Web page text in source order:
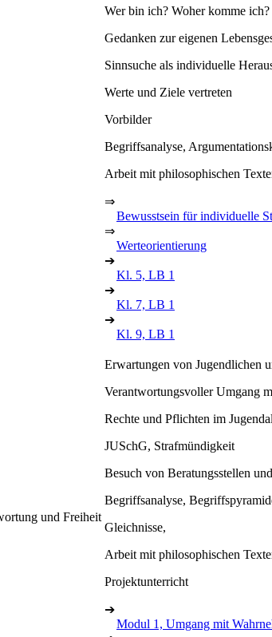
Wer bin ich? Woher komme
Gedanken zur eigenen
Sinnsuche als individuelle
Werte und Ziele vertreten
Vorbilder
Begriffsanalyse,
Arbeit mit philosophischen
⇒
Bewusstsein für individuelle
⇒
Werteorientierung
➔
Kl. 5, LB 1
➔
Kl. 7, LB 1
➔
Kl. 9, LB 1
und Freiheit
Erwartungen von Jugendlichen
Verantwortungsvoller Umgang
Rechte und Pflichten im
JUSchG, Strafmündigkeit
Besuch von Beratungsstellen
Begriffsanalyse,
Gleichnisse,
Arbeit mit philosophischen
Projektunterricht
➔
Modul 1, Umgang mit